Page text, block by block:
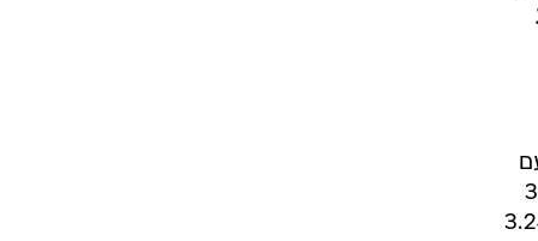
שקל עבור 30%
הנמוך בכ-18% ממחיר השוק של החברה, שעמד היום על כ-3.24